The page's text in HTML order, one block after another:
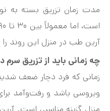
مدت زمان تزریق بسته به
آرین طب در منزل این روند
چه زمانی باید از تزریق سرم
زمانی که فرد دچار ضعف
ویروسی باشد و رفت‌وآمد